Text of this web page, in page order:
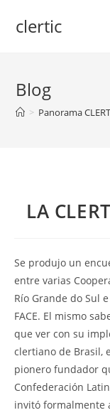
clertic
Blog
> Panorama
LA
Se produjo un
entre varias
Río Grande do Sul
FACE. El mismo
que ver con su
clertiano de Brasil,
pionero fundador
Confederación
invitó formalmente